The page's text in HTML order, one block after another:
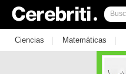
Ciencias | Matemáticas |